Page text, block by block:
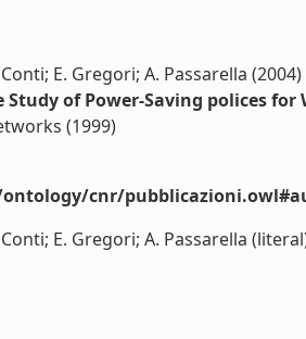
E. Gregori; A. Passarella (2004)
Study of Power-Saving polices for
(1999)
cnr/
E. Gregori; A. Passarella